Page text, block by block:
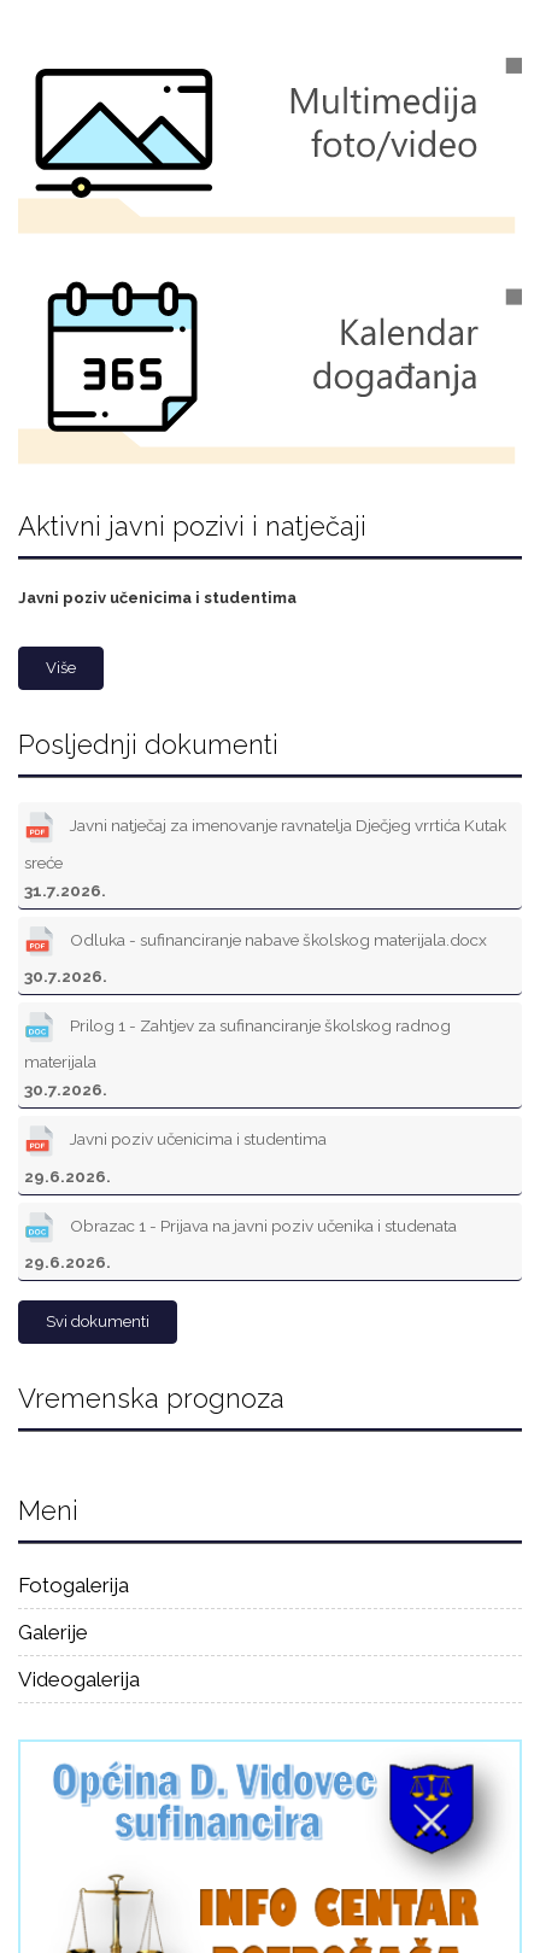
Aktivni javni pozivi i natječaji
Javni poziv učenicima i studentima
Više
Posljednji dokumenti
Javni natječaj za imenovanje ravnatelja Dječjeg vrrtića Kutak
sreće
31.7.2026.
Odluka - sufinanciranje nabave školskog materijala.docx
30.7.2026.
Prilog 1 - Zahtjev za sufinanciranje školskog radnog
materijala
30.7.2026.
Javni poziv učenicima i studentima
29.6.2026.
Obrazac 1 - Prijava na javni poziv učenika i studenata
29.6.2026.
Svi dokumenti
Vremenska prognoza
Meni
Fotogalerija
Galerije
Videogalerija